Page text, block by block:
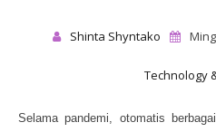
Shinta Shyntako
Technology
Selama pandemi, otomatis